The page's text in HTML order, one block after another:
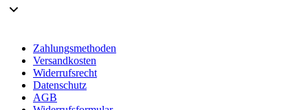
Zahlungsmethoden
Versandkosten
Widerrufsrecht
Datenschutz
AGB